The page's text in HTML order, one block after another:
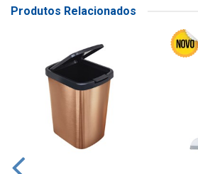
Produtos Relacionados